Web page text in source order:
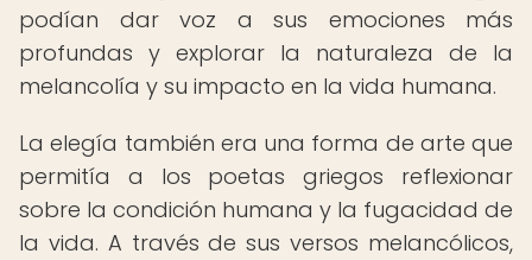
podían dar voz a sus emociones más
profundas y explorar la naturaleza de la
melancolía y su impacto en la vida humana.
La elegía también era una forma de arte que
permitía a los poetas griegos reflexionar
sobre la condición humana y la fugacidad de
la vida. A través de sus versos melancólicos,